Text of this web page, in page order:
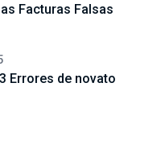
Facturas Falsas
Errores de novato